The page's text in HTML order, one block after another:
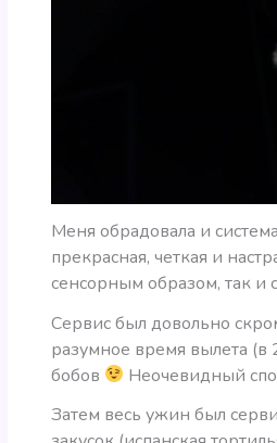
Меня обрадовала и
прекрасная, четкая и
сенсорным образом, так и
Сервис был довольно
разумное время вылета (в
бобов
Неочевидный
Затем весь ужин был